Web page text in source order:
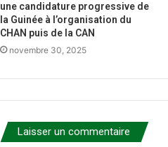
une candidature progressive de
la Guinée à l’organisation du
CHAN puis de la CAN
novembre 30, 2025
Laisser un commentaire